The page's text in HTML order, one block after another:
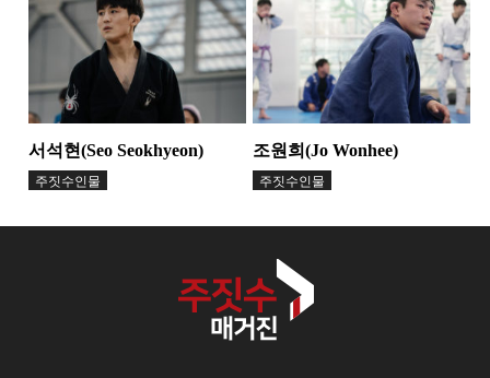
서석현(Seo Seokhyeon)
주짓수인물
조원희(Jo Wonhee)
주짓수인물